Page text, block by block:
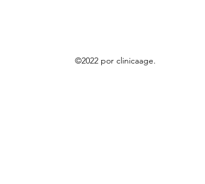
©2022 por clinicaage.